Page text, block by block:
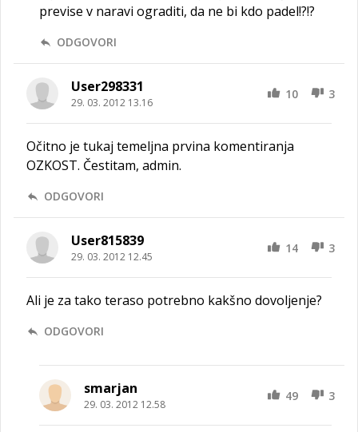
previse v naravi ograditi, da ne bi kdo padel!?!?
ODGOVORI
User298331
29. 03. 2012 13.16
10 3
Očitno je tukaj temeljna prvina komentiranja
OZKOST. Čestitam, admin.
ODGOVORI
User815839
29. 03. 2012 12.45
14 3
Ali je za tako teraso potrebno kakšno dovoljenje?
ODGOVORI
smarjan
29. 03. 2012 12.58
49 3